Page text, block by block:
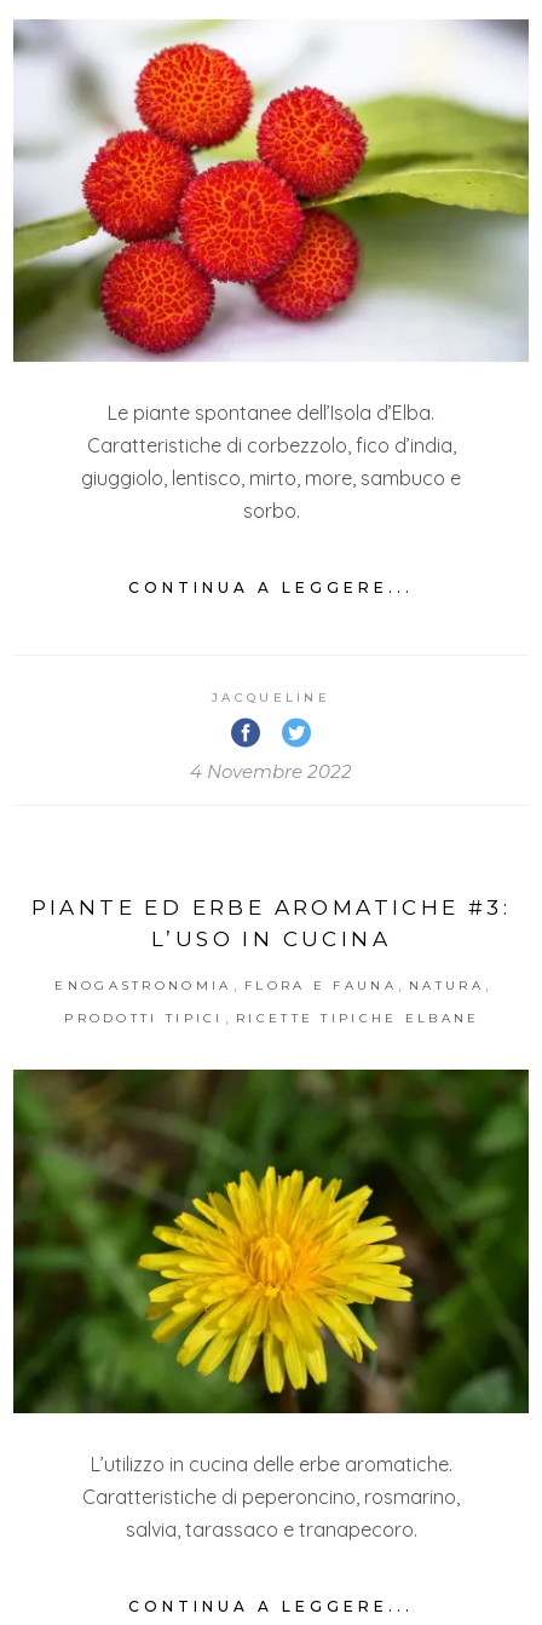
Le piante spontanee dell’Isola d’Elba.
Caratteristiche di corbezzolo, fico d’india,
giuggiolo, lentisco, mirto, more, sambuco e
sorbo.
CONTINUA A LEGGERE...
JACQUELINE
4 Novembre 2022
PIANTE ED ERBE AROMATICHE #3:
L’USO IN CUCINA
ENOGASTRONOMIA , FLORA E FAUNA , NATURA ,
PRODOTTI TIPICI , RICETTE TIPICHE ELBANE
L’utilizzo in cucina delle erbe aromatiche.
Caratteristiche di peperoncino, rosmarino,
salvia, tarassaco e tranapecoro.
CONTINUA A LEGGERE...